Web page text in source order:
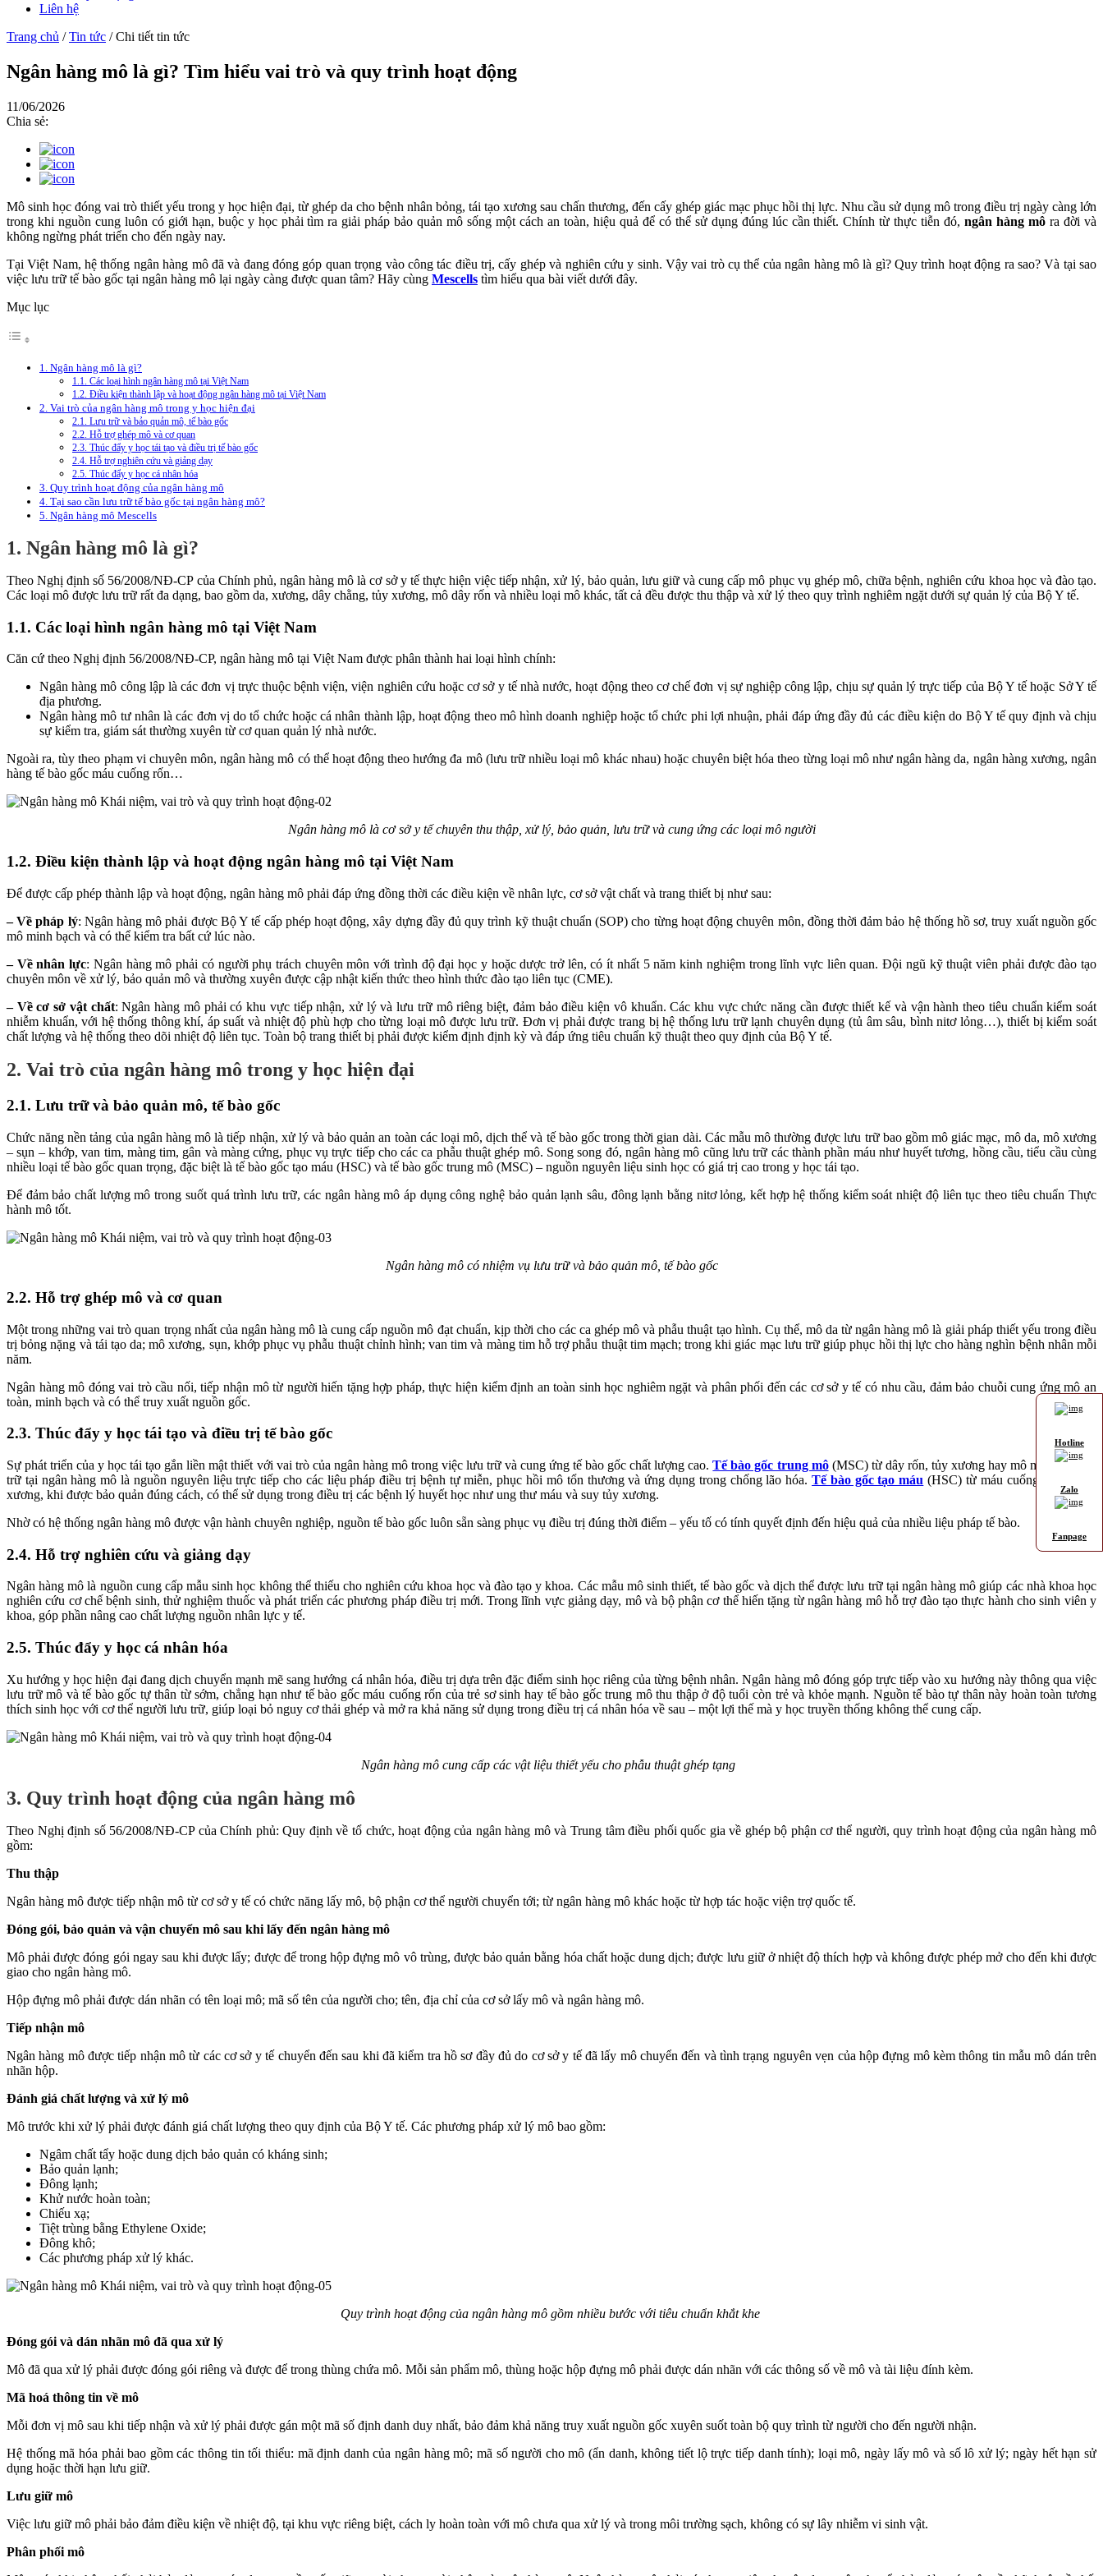
Liên hệ
Trang chủ /Tin tức /Chi tiết tin tức
Ngân hàng mô là gì? Tìm hiểu vai trò và quy trình hoạt động
11/06/2026
Chia sẻ:
Mô sinh học đóng vai trò thiết yếu trong y học hiện đại, từ ghép da cho bệnh nhân bỏng, tái tạo xương sau chấn thương, đến cấy ghép giác mạc phục hồi thị lực. Nhu cầu sử dụng mô trong điều trị ngày càng lớn
trong khi nguồn cung luôn có giới hạn, buộc y học phải tìm ra giải pháp bảo quản mô sống một cách an toàn, hiệu quả để có thể sử dụng đúng lúc cần thiết. Chính từ thực tiễn đó,ngân hàng mô ra đời và
không ngừng phát triển cho đến ngày nay.
Tại Việt Nam, hệ thống ngân hàng mô đã và đang đóng góp quan trọng vào công tác điều trị, cấy ghép và nghiên cứu y sinh. Vậy vai trò cụ thể của ngân hàng mô là gì? Quy trình hoạt động ra sao? Và tại sao
việc lưu trữ tế bào gốc tại ngân hàng mô lại ngày càng được quan tâm? Hãy cùng Mescells tìm hiểu qua bài viết dưới đây.
Mục lục
1. Ngân hàng mô là gì?
1.1. Các loại hình ngân hàng mô tại Việt Nam
1.2. Điều kiện thành lập và hoạt động ngân hàng mô tại Việt Nam
2. Vai trò của ngân hàng mô trong y học hiện đại
2.1. Lưu trữ và bảo quản mô, tế bào gốc
2.2. Hỗ trợ ghép mô và cơ quan
2.3. Thúc đẩy y học tái tạo và điều trị tế bào gốc
2.4. Hỗ trợ nghiên cứu và giảng dạy
2.5. Thúc đẩy y học cá nhân hóa
3. Quy trình hoạt động của ngân hàng mô
4. Tại sao cần lưu trữ tế bào gốc tại ngân hàng mô?
5. Ngân hàng mô Mescells
1. Ngân hàng mô là gì?
Theo Nghị định số 56/2008/NĐ-CP của Chính phủ, ngân hàng mô là cơ sở y tế thực hiện việc tiếp nhận, xử lý, bảo quản, lưu giữ và cung cấp mô phục vụ ghép mô, chữa bệnh, nghiên cứu khoa học và đào tạo.
Các loại mô được lưu trữ rất đa dạng, bao gồm da, xương, dây chằng, tủy xương, mô dây rốn và nhiều loại mô khác, tất cả đều được thu thập và xử lý theo quy trình nghiêm ngặt dưới sự quản lý của Bộ Y tế.
1.1. Các loại hình ngân hàng mô tại Việt Nam
Căn cứ theo Nghị định 56/2008/NĐ-CP, ngân hàng mô tại Việt Nam được phân thành hai loại hình chính:
Ngân hàng mô công lập là các đơn vị trực thuộc bệnh viện, viện nghiên cứu hoặc cơ sở y tế nhà nước, hoạt động theo cơ chế đơn vị sự nghiệp công lập, chịu sự quản lý trực tiếp của Bộ Y tế hoặc Sở Y tế
địa phương.
Ngân hàng mô tư nhân là các đơn vị do tổ chức hoặc cá nhân thành lập, hoạt động theo mô hình doanh nghiệp hoặc tổ chức phi lợi nhuận, phải đáp ứng đầy đủ các điều kiện do Bộ Y tế quy định và chịu
sự kiểm tra, giám sát thường xuyên từ cơ quan quản lý nhà nước.
Ngoài ra, tùy theo phạm vi chuyên môn, ngân hàng mô có thể hoạt động theo hướng đa mô (lưu trữ nhiều loại mô khác nhau) hoặc chuyên biệt hóa theo từng loại mô như ngân hàng da, ngân hàng xương, ngân
hàng tế bào gốc máu cuống rốn…
Ngân hàng mô là cơ sở y tế chuyên thu thập, xử lý, bảo quản, lưu trữ và cung ứng các loại mô người
1.2. Điều kiện thành lập và hoạt động ngân hàng mô tại Việt Nam
Để được cấp phép thành lập và hoạt động, ngân hàng mô phải đáp ứng đồng thời các điều kiện về nhân lực, cơ sở vật chất và trang thiết bị như sau:
– Về pháp lý: Ngân hàng mô phải được Bộ Y tế cấp phép hoạt động, xây dựng đầy đủ quy trình kỹ thuật chuẩn (SOP) cho từng hoạt động chuyên môn, đồng thời đảm bảo hệ thống hồ sơ, truy xuất nguồn gốc
mô minh bạch và có thể kiểm tra bất cứ lúc nào.
– Về nhân lực: Ngân hàng mô phải có người phụ trách chuyên môn với trình độ đại học y hoặc dược trở lên, có ít nhất 5 năm kinh nghiệm trong lĩnh vực liên quan. Đội ngũ kỹ thuật viên phải được đào tạo
chuyên môn về xử lý, bảo quản mô và thường xuyên được cập nhật kiến thức theo hình thức đào tạo liên tục (CME).
– Về cơ sở vật chất: Ngân hàng mô phải có khu vực tiếp nhận, xử lý và lưu trữ mô riêng biệt, đảm bảo điều kiện vô khuẩn. Các khu vực chức năng cần được thiết kế và vận hành theo tiêu chuẩn kiểm soát
nhiễm khuẩn, với hệ thống thông khí, áp suất và nhiệt độ phù hợp cho từng loại mô được lưu trữ. Đơn vị phải được trang bị hệ thống lưu trữ lạnh chuyên dụng (tủ âm sâu, bình nitơ lỏng…), thiết bị kiểm soát
chất lượng và hệ thống theo dõi nhiệt độ liên tục. Toàn bộ trang thiết bị phải được kiểm định định kỳ và đáp ứng tiêu chuẩn kỹ thuật theo quy định của Bộ Y tế.
2. Vai trò của ngân hàng mô trong y học hiện đại
2.1. Lưu trữ và bảo quản mô, tế bào gốc
Chức năng nền tảng của ngân hàng mô là tiếp nhận, xử lý và bảo quản an toàn các loại mô, dịch thể và tế bào gốc trong thời gian dài. Các mẫu mô thường được lưu trữ bao gồm mô giác mạc, mô da, mô xương
– sụn – khớp, van tim, màng tim, gân và màng cứng, phục vụ trực tiếp cho các ca phẫu thuật ghép mô. Song song đó, ngân hàng mô cũng lưu trữ các thành phần máu như huyết tương, hồng cầu, tiểu cầu cùng
nhiều loại tế bào gốc quan trọng, đặc biệt là tế bào gốc tạo máu (HSC) và tế bào gốc trung mô (MSC) – nguồn nguyên liệu sinh học có giá trị cao trong y học tái tạo.
Để đảm bảo chất lượng mô trong suốt quá trình lưu trữ, các ngân hàng mô áp dụng công nghệ bảo quản lạnh sâu, đông lạnh bằng nitơ lỏng, kết hợp hệ thống kiểm soát nhiệt độ liên tục theo tiêu chuẩn Thực
hành mô tốt.
Ngân hàng mô có nhiệm vụ lưu trữ và bảo quản mô, tế bào gốc
2.2. Hỗ trợ ghép mô và cơ quan
Một trong những vai trò quan trọng nhất của ngân hàng mô là cung cấp nguồn mô đạt chuẩn, kịp thời cho các ca ghép mô và phẫu thuật tạo hình. Cụ thể, mô da từ ngân hàng mô là giải pháp thiết yếu trong điều
trị bỏng nặng và tái tạo da; mô xương, sụn, khớp phục vụ phẫu thuật chỉnh hình; van tim và màng tim hỗ trợ phẫu thuật tim mạch; trong khi giác mạc lưu trữ giúp phục hồi thị lực cho hàng nghìn bệnh nhân mỗi
năm.
Ngân hàng mô đóng vai trò cầu nối, tiếp nhận mô từ người hiến tặng hợp pháp, thực hiện kiểm định an toàn sinh học nghiêm ngặt và phân phối đến các cơ sở y tế có nhu cầu, đảm bảo chuỗi cung ứng mô an
toàn, minh bạch và có thể truy xuất nguồn gốc.
2.3. Thúc đẩy y học tái tạo và điều trị tế bào gốc
Sự phát triển của y học tái tạo gắn liền mật thiết với vai trò của ngân hàng mô trong việc lưu trữ và cung ứng tế bào gốc chất lượng cao.Tế bào gốc trung mô(MSC) từ dây rốn, tủy xương hay mô mỡ được lưu
trữ tại ngân hàng mô là nguồn nguyên liệu trực tiếp cho các liệu pháp điều trị bệnh tự miễn, phục hồi mô tổn thương và ứng dụng trong chống lão hóa.Tế bào gốc tạo máu (HSC) từ máu cuống rốn và tủy
xương, khi được bảo quản đúng cách, có thể sử dụng trong điều trị các bệnh lý huyết học như ung thư máu và suy tủy xương.
Nhờ có hệ thống ngân hàng mô được vận hành chuyên nghiệp, nguồn tế bào gốc luôn sẵn sàng phục vụ điều trị đúng thời điểm – yếu tố có tính quyết định đến hiệu quả của nhiều liệu pháp tế bào.
2.4. Hỗ trợ nghiên cứu và giảng dạy
Ngân hàng mô là nguồn cung cấp mẫu sinh học không thể thiếu cho nghiên cứu khoa học và đào tạo y khoa. Các mẫu mô sinh thiết, tế bào gốc và dịch thể được lưu trữ tại ngân hàng mô giúp các nhà khoa học
nghiên cứu cơ chế bệnh sinh, thử nghiệm thuốc và phát triển các phương pháp điều trị mới. Trong lĩnh vực giảng dạy, mô và bộ phận cơ thể hiến tặng từ ngân hàng mô hỗ trợ đào tạo thực hành cho sinh viên y
khoa, góp phần nâng cao chất lượng nguồn nhân lực y tế.
2.5. Thúc đẩy y học cá nhân hóa
Xu hướng y học hiện đại đang dịch chuyển mạnh mẽ sang hướng cá nhân hóa, điều trị dựa trên đặc điểm sinh học riêng của từng bệnh nhân. Ngân hàng mô đóng góp trực tiếp vào xu hướng này thông qua việc
lưu trữ mô và tế bào gốc tự thân từ sớm, chẳng hạn như tế bào gốc máu cuống rốn của trẻ sơ sinh hay tế bào gốc trung mô thu thập ở độ tuổi còn trẻ và khỏe mạnh. Nguồn tế bào tự thân này hoàn toàn tương
thích sinh học với cơ thể người lưu trữ, giúp loại bỏ nguy cơ thải ghép và mở ra khả năng sử dụng trong điều trị cá nhân hóa về sau – một lợi thế mà y học truyền thống không thể cung cấp.
Ngân hàng mô cung cấp các vật liệu thiết yếu cho phẫu thuật ghép tạng
3. Quy trình hoạt động của ngân hàng mô
Theo Nghị định số 56/2008/NĐ-CP của Chính phủ: Quy định về tổ chức, hoạt động của ngân hàng mô và Trung tâm điều phối quốc gia về ghép bộ phận cơ thể người, quy trình hoạt động của ngân hàng mô
gồm:
Thu thập
Ngân hàng mô được tiếp nhận mô từ cơ sở y tế có chức năng lấy mô, bộ phận cơ thể người chuyển tới; từ ngân hàng mô khác hoặc từ hợp tác hoặc viện trợ quốc tế.
Đóng gói, bảo quản và vận chuyển mô sau khi lấy đến ngân hàng mô
Mô phải được đóng gói ngay sau khi được lấy; được để trong hộp đựng mô vô trùng, được bảo quản bằng hóa chất hoặc dung dịch; được lưu giữ ở nhiệt độ thích hợp và không được phép mở cho đến khi được
giao cho ngân hàng mô.
Hộp đựng mô phải được dán nhãn có tên loại mô; mã số tên của người cho; tên, địa chỉ của cơ sở lấy mô và ngân hàng mô.
Tiếp nhận mô
Ngân hàng mô được tiếp nhận mô từ các cơ sở y tế chuyển đến sau khi đã kiểm tra hồ sơ đầy đủ do cơ sở y tế đã lấy mô chuyển đến và tình trạng nguyên vẹn của hộp đựng mô kèm thông tin mẫu mô dán trên
nhãn hộp.
Đánh giá chất lượng và xử lý mô
Mô trước khi xử lý phải được đánh giá chất lượng theo quy định của Bộ Y tế. Các phương pháp xử lý mô bao gồm:
Ngâm chất tẩy hoặc dung dịch bảo quản có kháng sinh;
Bảo quản lạnh;
Đông lạnh;
Khử nước hoàn toàn;
Chiếu xạ;
Tiệt trùng bằng Ethylene Oxide;
Đông khô;
Các phương pháp xử lý khác.
Quy trình hoạt động của ngân hàng mô gồm nhiều bước với tiêu chuẩn khắt khe
Đóng gói và dán nhãn mô đã qua xử lý
Mô đã qua xử lý phải được đóng gói riêng và được để trong thùng chứa mô. Mỗi sản phẩm mô, thùng hoặc hộp đựng mô phải được dán nhãn với các thông số về mô và tài liệu đính kèm.
Mã hoá thông tin về mô
Mỗi đơn vị mô sau khi tiếp nhận và xử lý phải được gán một mã số định danh duy nhất, bảo đảm khả năng truy xuất nguồn gốc xuyên suốt toàn bộ quy trình từ người cho đến người nhận.
Hệ thống mã hóa phải bao gồm các thông tin tối thiểu: mã định danh của ngân hàng mô; mã số người cho mô (ẩn danh, không tiết lộ trực tiếp danh tính); loại mô, ngày lấy mô và số lô xử lý; ngày hết hạn sử
dụng hoặc thời hạn lưu giữ.
Lưu giữ mô
Việc lưu giữ mô phải bảo đảm điều kiện về nhiệt độ, tại khu vực riêng biệt, cách ly hoàn toàn với mô chưa qua xử lý và trong môi trường sạch, không có sự lây nhiễm vi sinh vật.
Phân phối mô
Hotline
Zalo
Fanpage